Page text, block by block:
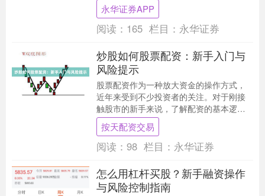
为投资者提供安全可靠的杠杆投资服务，
同时以快速开户和低....
永华证券APP
阅读： 165 栏目： 永华证券
炒股如何股票配资：新手入门与
风险提示
股票配资作为一种放大资金的操作方式，
近年来受到不少投资者的关注。对于刚接
触股市的新手来说，了解配资的基本逻辑
和潜在风险至关重要。本文将从入门操作
与风险控制两个维....
按天配资交易
阅读： 98 栏目： 永华证券
怎么用杠杆买股？新手融资操作
与风险控制指南